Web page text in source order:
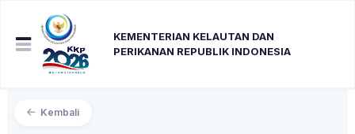
KEMENTERIAN KELAUTAN DAN
PERIKANAN REPUBLIK INDONESIA
Kembali